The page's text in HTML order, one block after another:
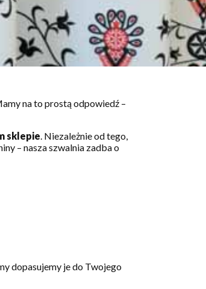
na to prostą odpowiedź –
sklepie . Niezależnie od tego,
– nasza szwalnia zadba o
dopasujemy je do Twojego